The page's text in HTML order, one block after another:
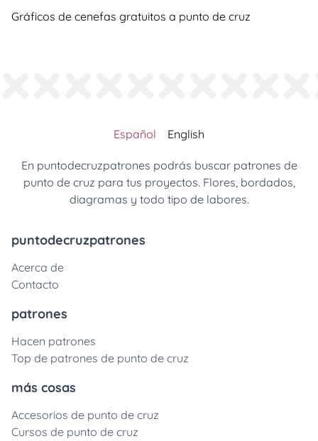
Gráficos de cenefas gratuitos a punto de cruz
Español English
En puntodecruzpatrones podrás buscar patrones de
punto de cruz para tus proyectos. Flores, bordados,
diagramas y todo tipo de labores.
puntodecruzpatrones
Acerca de
Contacto
patrones
Hacen patrones
Top de patrones de punto de cruz
más cosas
Accesorios de punto de cruz
Cursos de punto de cruz